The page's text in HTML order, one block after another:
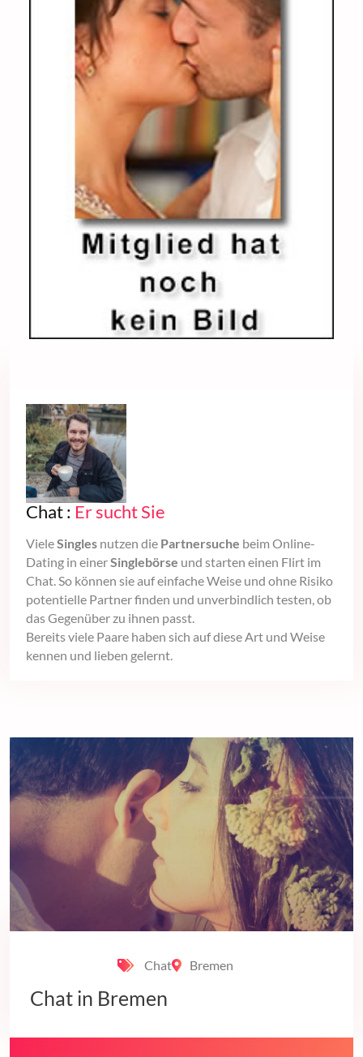
Chat : Er sucht Sie
VieleSingles nutzen die Partnersuche beim Online-
Dating in einerSinglebörse und starten einen Flirt im
Chat. So können sie auf einfache Weise und ohne Risiko
potentielle Partner finden und unverbindlich testen, ob
das Gegenüber zu ihnen passt.
Bereits viele Paare haben sich auf diese Art und Weise
kennen und lieben gelernt.
Chat Bremen
Chat in Bremen